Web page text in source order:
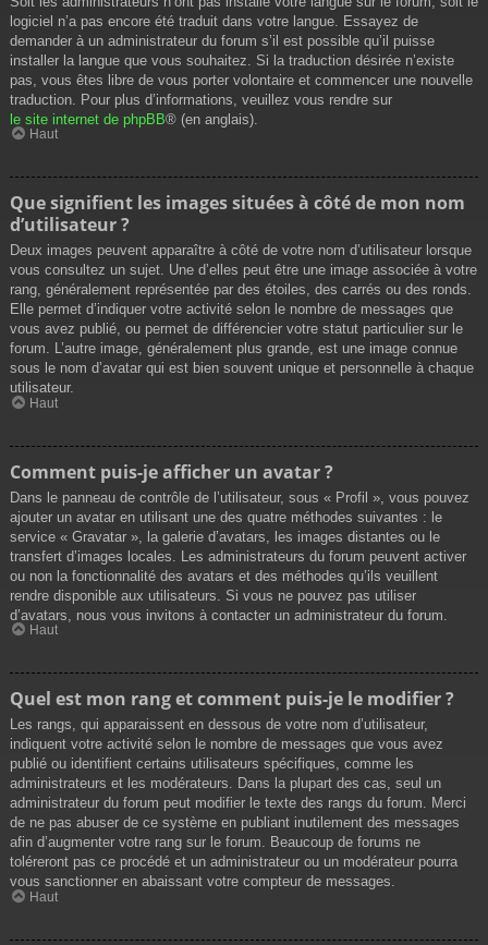
logiciel n’a pas encore été traduit dans votre langue. Essayez de
demander à un administrateur du forum s’il est possible qu’il puisse
installer la langue que vous souhaitez. Si la traduction désirée n’existe
pas, vous êtes libre de vous porter volontaire et commencer une nouvelle
traduction. Pour plus d’informations, veuillez vous rendre sur
le site internet de phpBB® (en anglais).
Haut
Que signifient les images situées à côté de mon nom
d’utilisateur ?
Deux images peuvent apparaître à côté de votre nom d’utilisateur lorsque
vous consultez un sujet. Une d’elles peut être une image associée à votre
rang, généralement représentée par des étoiles, des carrés ou des ronds.
Elle permet d’indiquer votre activité selon le nombre de messages que
vous avez publié, ou permet de différencier votre statut particulier sur le
forum. L’autre image, généralement plus grande, est une image connue
sous le nom d’avatar qui est bien souvent unique et personnelle à chaque
utilisateur.
Haut
Comment puis-je afficher un avatar ?
Dans le panneau de contrôle de l’utilisateur, sous « Profil », vous pouvez
ajouter un avatar en utilisant une des quatre méthodes suivantes : le
service « Gravatar », la galerie d’avatars, les images distantes ou le
transfert d’images locales. Les administrateurs du forum peuvent activer
ou non la fonctionnalité des avatars et des méthodes qu’ils veuillent
rendre disponible aux utilisateurs. Si vous ne pouvez pas utiliser
d’avatars, nous vous invitons à contacter un administrateur du forum.
Haut
Quel est mon rang et comment puis-je le modifier ?
Les rangs, qui apparaissent en dessous de votre nom d’utilisateur,
indiquent votre activité selon le nombre de messages que vous avez
publié ou identifient certains utilisateurs spécifiques, comme les
administrateurs et les modérateurs. Dans la plupart des cas, seul un
administrateur du forum peut modifier le texte des rangs du forum. Merci
de ne pas abuser de ce système en publiant inutilement des messages
afin d’augmenter votre rang sur le forum. Beaucoup de forums ne
toléreront pas ce procédé et un administrateur ou un modérateur pourra
vous sanctionner en abaissant votre compteur de messages.
Haut